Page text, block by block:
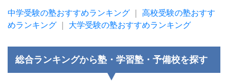
中学受験の塾おすすめランキング
高校受験の塾おすす
めランキング
大学受験の塾おすすめランキング
総合ランキングから塾・学習塾・予備校を探す